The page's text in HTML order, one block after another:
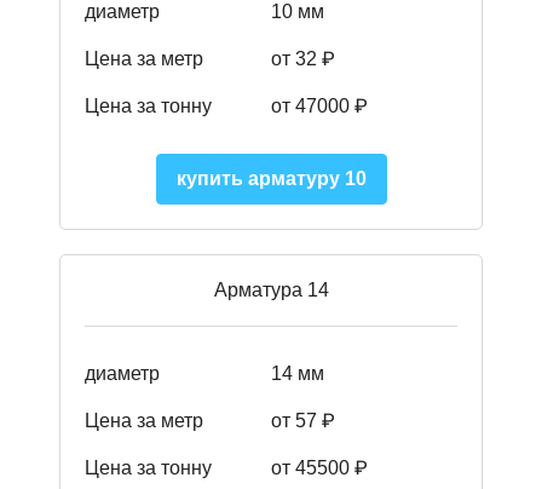
диаметр 10 мм
Цена за метр от 32 ₽
Цена за тонну от 47000 ₽
купить арматуру 10
Арматура 14
диаметр 14 мм
Цена за метр от 57 ₽
Цена за тонну от 45500 ₽